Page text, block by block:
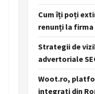
Cum îți poți
renunți la firma
Strategii de
advertoriale
Woot.ro,
integrati din